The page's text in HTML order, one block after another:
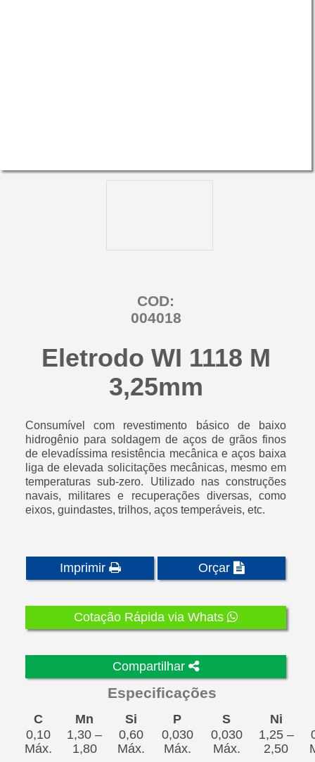
COD:
004018
Eletrodo WI 1118 M
3,25mm
Consumível com revestimento básico de baixo
hidrogênio para soldagem de aços de grãos finos
de elevadíssima resistência mecânica e aços baixa
liga de elevada solicitações mecânicas, mesmo em
temperaturas sub-zero. Utilizado nas construções
navais, militares e recuperações diversas, como
eixos, guindastes, trilhos, aços temperáveis, etc.
Imprimir Orçar
Cotação Rápida via Whats
Compartilhar
Especificações
C Mn Si P S
Ni
0,10
Máx.
1,30 –
1,80
0,60
Máx.
0,030
Máx.
0,030
Máx.
1,25 –
2,50